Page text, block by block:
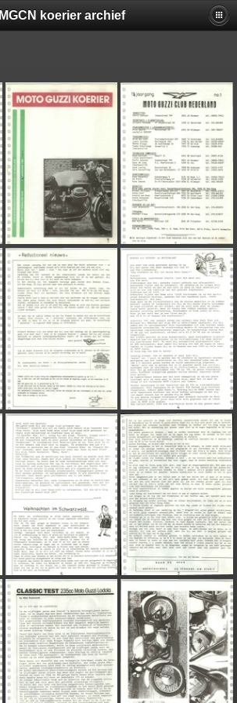
MGCN koerier archief